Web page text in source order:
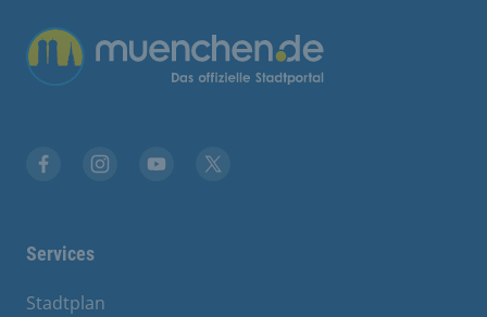
Übergreifende Links
Services
Stadtplan